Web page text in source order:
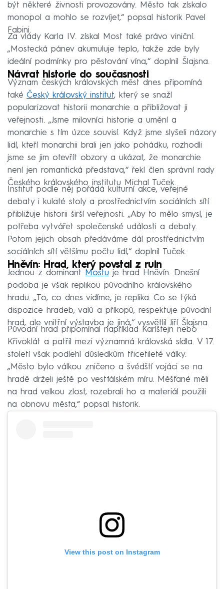
být některé živnosti provozovány. Město tak získalo
monopol a mohlo se rozvíjet,“ popsal historik Pavel
Fabini.
Za vlády Karla IV. získal Most také právo viniční.
„Mostecká pánev akumuluje teplo, takže zde byly
ideální podmínky pro pěstování vína,“ doplnil Šlajsna.
Návrat historie do současnosti
Význam českých královských měst dnes připomíná
také Český královský institut, který se snaží
popularizovat historii monarchie a přibližovat ji
veřejnosti. „Jsme milovníci historie a umění a
monarchie s tím úzce souvisí. Když jsme slyšeli názory
lidí, kteří monarchii brali jen jako pohádku, rozhodli
jsme se jim otevřít obzory a ukázat, že monarchie
není jen romantická představa,“ řekl člen správní rady
Českého královského institutu Michal Tuček.
Institut podle něj pořádá kulturní akce, veřejné
debaty i kulaté stoly a prostřednictvím sociálních sítí
přibližuje historii širší veřejnosti. „Aby to mělo smysl, je
potřeba vytvářet společenské události a debaty.
Potom jejich obsah předáváme dál prostřednictvím
sociálních sítí většímu počtu lidí,“ doplnil Tuček.
Hněvín: Hrad, který povstal z ruin
Jednou z dominant Mostu je hrad Hněvín. Dnešní
podoba je však replikou původního královského
hradu. „To, co dnes vidíme, je replika. Co se týká
dispozice hradeb, valů a příkopů, respektuje původní
hrad, ale vnitřní výstavba je jiná,“ vysvětlil Jiří Šlajsna.
Původní hrad připomínal například Karlštejn nebo
Křivoklát a patřil mezi významná královská sídla. V 17.
století však podlehl důsledkům třicetileté války.
„Město bylo válkou zničeno a švédští vojáci se na
hradě drželi ještě po vestfálském míru. Měšťané měli
na hrad velkou zlost, rozebrali ho a materiál použili
na obnovu města,“ popsal historik.
View this post on Instagram